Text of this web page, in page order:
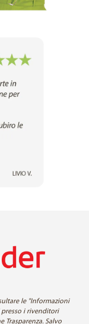
le "Informazioni
i rivenditori
Trasparenza. Salvo